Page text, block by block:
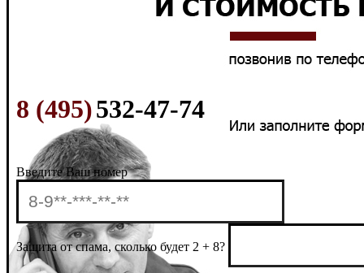
8 (495)532-47-74
Введите Ваш номер
Защита от спама, сколько будет 2 + 8?